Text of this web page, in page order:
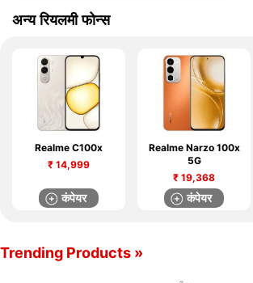
अन्य रियलमी फोन्स
Realme C100x
₹ 14,999
कंपेयर
Realme Narzo 100x
5G
₹ 19,368
कंपेयर
Trending Products »